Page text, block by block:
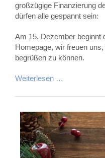
großzügige Finanzierung
dürfen alle gespannt sein:
Am 15. Dezember beginnt
Homepage, wir freuen
begrüßen zu können.
Weiterlesen …